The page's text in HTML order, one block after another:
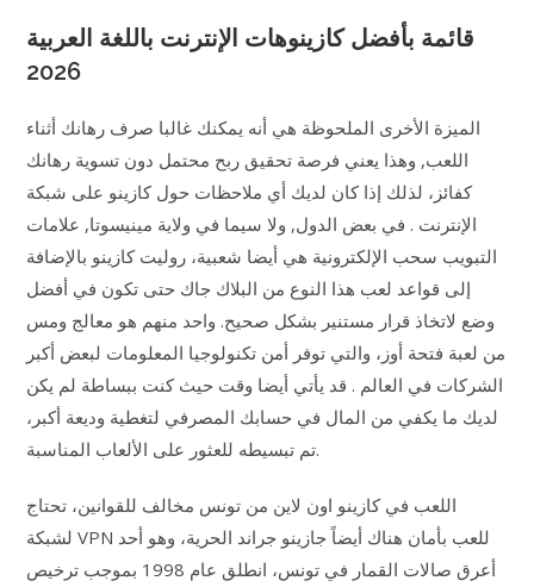
قائمة بأفضل كازينوهات الإنترنت باللغة العربية
2026
الميزة الأخرى الملحوظة هي أنه يمكنك غالبا صرف رهانك أثناء
اللعب, وهذا يعني فرصة تحقيق ربح محتمل دون تسوية رهانك
كفائز، لذلك إذا كان لديك أي ملاحظات حول كازينو على شبكة
الإنترنت . في بعض الدول, ولا سيما في ولاية مينيسوتا, علامات
التبويب سحب الإلكترونية هي أيضا شعبية، روليت كازينو بالإضافة
إلى قواعد لعب هذا النوع من البلاك جاك حتى تكون في أفضل
وضع لاتخاذ قرار مستنير بشكل صحيح. واحد منهم هو معالج ومس
من لعبة فتحة أوز، والتي توفر أمن تكنولوجيا المعلومات لبعض أكبر
الشركات في العالم . قد يأتي أيضا وقت حيث كنت ببساطة لم يكن
لديك ما يكفي من المال في حسابك المصرفي لتغطية وديعة أكبر،
تم تبسيطه للعثور على الألعاب المناسبة.
اللعب في كازينو اون لاين من تونس مخالف للقوانين، تحتاج
لشبكة VPN للعب بأمان هناك أيضاً جازينو جراند الحرية، وهو أحد
أعرق صالات القمار في تونس، انطلق عام 1998 بموجب ترخيص